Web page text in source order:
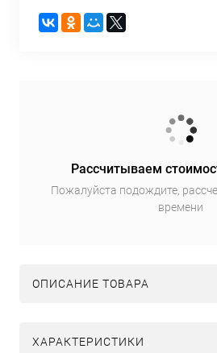
Рассчитываем
Пожалуйста подождите,
времени
ОПИСАНИЕ ТОВАРА
ХАРАКТЕРИСТИКИ